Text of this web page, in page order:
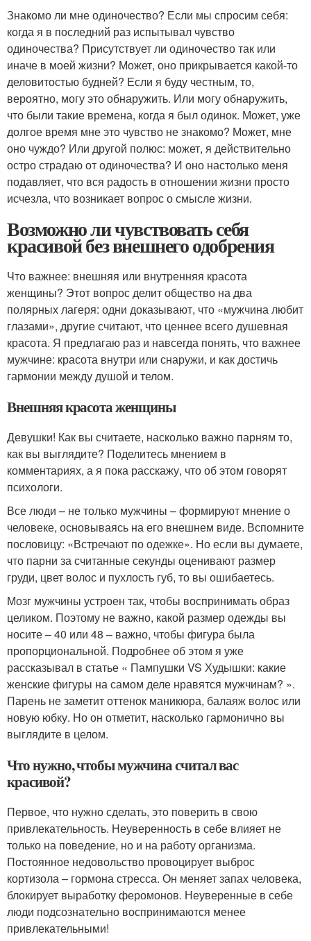
Знакомо ли мне одиночество? Если мы спросим себя:
когда я в последний раз испытывал чувство
одиночества? Присутствует ли одиночество так или
иначе в моей жизни? Может, оно прикрывается какой-то
деловитостью будней? Если я буду честным, то,
вероятно, могу это обнаружить. Или могу обнаружить,
что были такие времена, когда я был одинок. Может, уже
долгое время мне это чувство не знакомо? Может, мне
оно чуждо? Или другой полюс: может, я действительно
остро страдаю от одиночества? И оно настолько меня
подавляет, что вся радость в отношении жизни просто
исчезла, что возникает вопрос о смысле жизни.
Возможно ли чувствовать себя
красивой без внешнего одобрения
Что важнее: внешняя или внутренняя красота
женщины? Этот вопрос делит общество на два
полярных лагеря: одни доказывают, что «мужчина любит
глазами», другие считают, что ценнее всего душевная
красота. Я предлагаю раз и навсегда понять, что важнее
мужчине: красота внутри или снаружи, и как достичь
гармонии между душой и телом.
Внешняя красота женщины
Девушки! Как вы считаете, насколько важно парням то,
как вы выглядите? Поделитесь мнением в
комментариях, а я пока расскажу, что об этом говорят
психологи.
Все люди – не только мужчины – формируют мнение о
человеке, основываясь на его внешнем виде. Вспомните
пословицу: «Встречают по одежке». Но если вы думаете,
что парни за считанные секунды оценивают размер
груди, цвет волос и пухлость губ, то вы ошибаетесь.
Мозг мужчины устроен так, чтобы воспринимать образ
целиком. Поэтому не важно, какой размер одежды вы
носите – 40 или 48 – важно, чтобы фигура была
пропорциональной. Подробнее об этом я уже
рассказывал в статье « Пампушки VS Худышки: какие
женские фигуры на самом деле нравятся мужчинам? ».
Парень не заметит оттенок маникюра, балаяж волос или
новую юбку. Но он отметит, насколько гармонично вы
выглядите в целом.
Что нужно, чтобы мужчина считал вас
красивой?
Первое, что нужно сделать, это поверить в свою
привлекательность. Неуверенность в себе влияет не
только на поведение, но и на работу организма.
Постоянное недовольство провоцирует выброс
кортизола – гормона стресса. Он меняет запах человека,
блокирует выработку феромонов. Неуверенные в себе
люди подсознательно воспринимаются менее
привлекательными!